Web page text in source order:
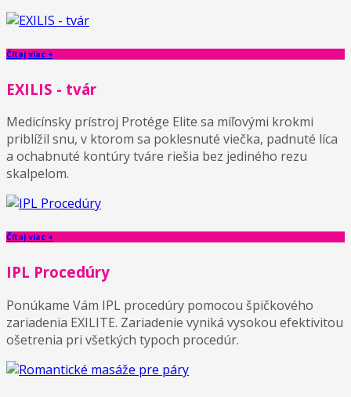
Čítaj viac +
EXILIS - tvár
Medicínsky prístroj Protége Elite sa míľovými krokmi
priblížil snu, v ktorom sa poklesnuté viečka, padnuté líca
a ochabnuté kontúry tváre riešia bez jediného rezu
skalpelom.
Čítaj viac +
IPL Procedúry
Ponúkame Vám IPL procedúry pomocou špičkového
zariadenia EXILITE. Zariadenie vyniká vysokou efektivitou
ošetrenia pri všetkých typoch procedúr.